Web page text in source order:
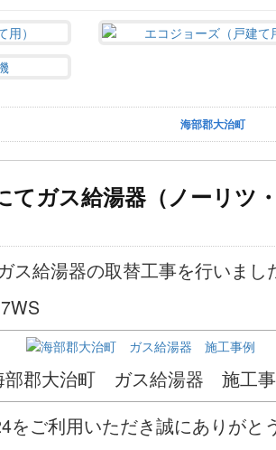
海部郡大治町
てガス給湯器（ノーリツ
ス給湯器の取替工事を行いまし
部郡大治町 ガス給湯器 施工
をご利用いただき誠にありがと